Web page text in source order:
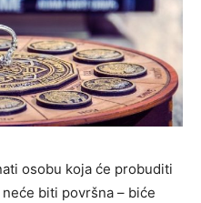
osobu koja će probuditi
biti površna – biće